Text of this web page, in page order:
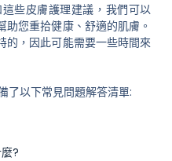
些皮膚護理建議，我們可以
您重拾健康、舒適的肌膚。
的，因此可能需要一些時間來
了以下常見問題解答清單:
?